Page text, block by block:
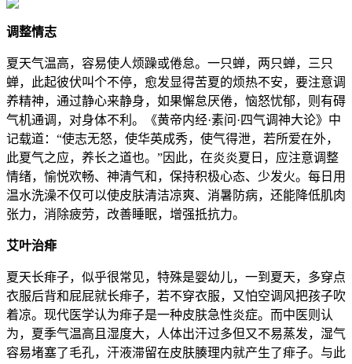
调整情志
夏天气温高，容易使人烦躁或倦怠。一只蝉，两只蝉，三只
蝉，此起彼伏叫个不停，愈发显得苦夏的烦热不安，要注意调
养精神，通过静心来静身，如果懈怠厌倦，恼怒忧郁，则有碍
气机通调，对身体不利。《黄帝内经·素问·四气调神大论》中
记载道：“使志无怒，使华英成秀，使气得泄，若所爱在外，
此夏气之应，养长之道也。”因此，在炎炎夏日，应注意调整
情绪，愉悦欢畅、神清气和，保持积极心态、少发火。每日用
温水洗澡不仅可以使皮肤清洁凉爽、消暑防病，还能降低肌肉
张力，消除疲劳，改善睡眠，增强抵抗力。
艾叶治痱
夏天长痱子，似乎很常见，特殊是婴幼儿，一到夏天，多穿点
衣服后背和屁屁就长痱子，若不穿衣服，又怕空调风把孩子吹
着凉。现代医学认为痱子是一种皮肤急性炎症。而中医则认
为，夏季气温高且湿度大，人体出汗过多但又不易蒸发，湿气
容易堵塞了毛孔，汗液滞留在皮肤腠理内就产生了痱子。与此